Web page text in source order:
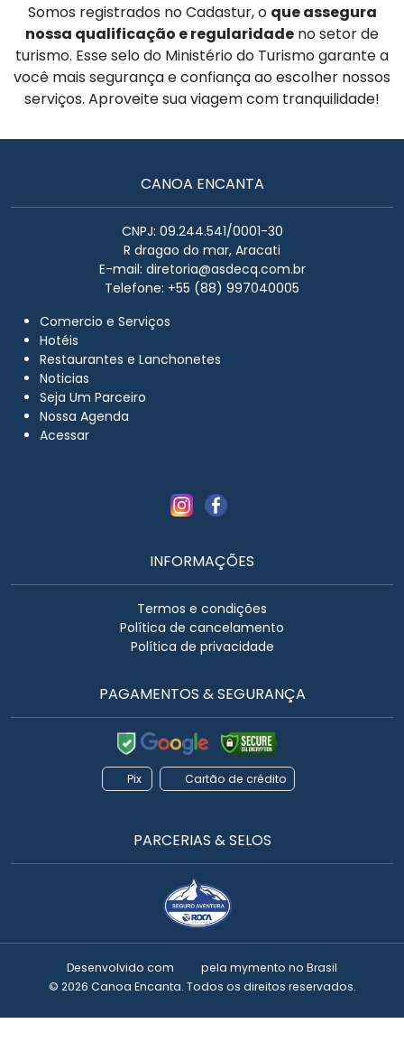
Somos registrados no Cadastur, o que assegura
nossa qualificação e regularidade no setor de
turismo. Esse selo do Ministério do Turismo garante a
você mais segurança e confiança ao escolher nossos
serviços. Aproveite sua viagem com tranquilidade!
CANOA ENCANTA
CNPJ: 09.244.541/0001-30
R dragao do mar, Aracati
E-mail: diretoria@asdecq.com.br
Telefone: +55 (88) 997040005
Comercio e Serviços
Hotéis
Restaurantes e Lanchonetes
Noticias
Seja Um Parceiro
Nossa Agenda
Acessar
INFORMAÇÕES
Termos e condições
Política de cancelamento
Política de privacidade
PAGAMENTOS & SEGURANÇA
Pix Cartão de crédito
PARCERIAS & SELOS
Desenvolvido com pela mymento no Brasil
© 2026 Canoa Encanta. Todos os direitos reservados.